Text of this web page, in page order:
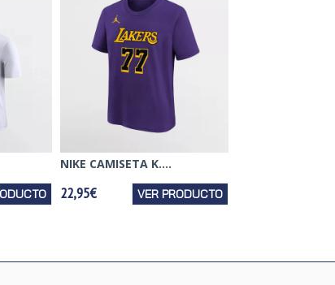
NIKE CAMISETA K....
22,95€ VER PRODUCTO